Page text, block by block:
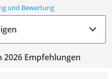
und Bewertung
2026 Empfehlungen